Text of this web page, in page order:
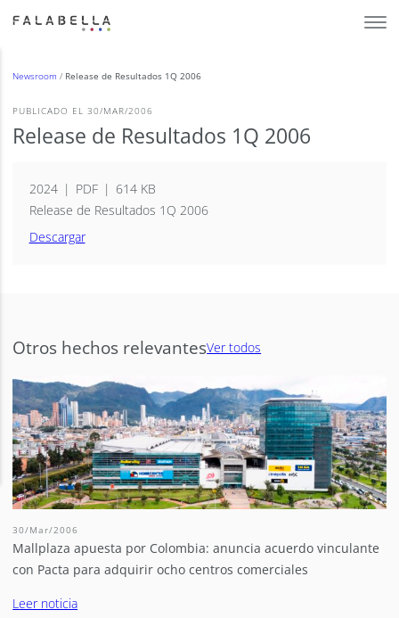
Newsroom/ Release de Resultados 1Q 2006
PUBLICADO EL 30/MAR/2006
Release de Resultados 1Q 2006
2024 PDF
614 KB
Release de Resultados 1Q 2006
Descargar
Otros hechos relevantesVer todos
30/Mar/2006
Mallplaza apuesta por Colombia: anuncia acuerdo vinculante
con Pacta para adquirir ocho centros comerciales
Leer noticia